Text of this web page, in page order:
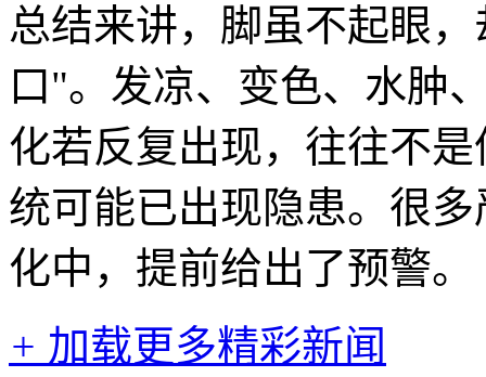
总结来讲，脚虽不起眼
口"。发凉、变色、水肿
化若反复出现，往往不
统可能已出现隐患。很
化中，提前给出了预警。
+ 加载更多精彩新闻